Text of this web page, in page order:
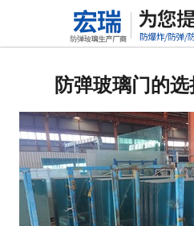
防弹玻璃门的